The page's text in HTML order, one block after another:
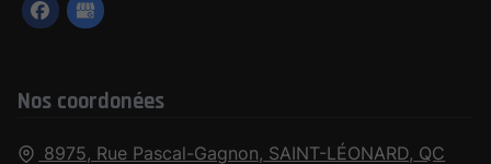
Nos coordonées
8975, Rue Pascal-Gagnon, SAINT-LÉONARD, QC